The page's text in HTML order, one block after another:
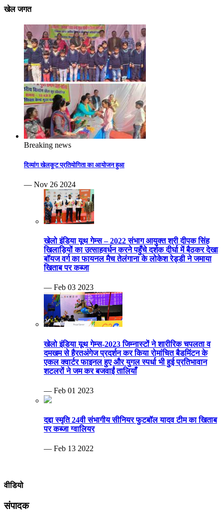
खेल जगत
Breaking news
दिव्यांग खेलकूट प्रतियोगिता का आयोजन हुआ
— Nov 26 2024
खेलो इंडिया यूथ गेम्स – 2022 संभाग आयुक्त श्री दीपक सिंह
खिलाड़ियों का उत्साहवर्धन करने पहुँचे दर्शक दीर्घा में बैठकर देखा
बॉयज वर्ग का फायनल मैच तेलंगाना के लोकेश रेड्डी ने जमाया
खिताब पर कब्जा
— Feb 03 2023
खेलो इंडिया यूथ गेम्स-2023 जिम्नास्टों ने शारीरिक चपलता व
दमखम से हैरतअंगेज प्रदर्शन कर किया रोमांचित बैडमिंटन के
एकल क्वार्टर फाइनल हुए और युगल स्पर्धा भी हुई प्रतिभावान
शटलरों ने जम कर बजवाईं तालियाँ
— Feb 01 2023
दद्दा स्मृति 24वी संभागीय सीनियर फुटबॉल यादव टीम का खिताब
पर कब्जा ग्वालियर
— Feb 13 2022
वीडियो
संपादक